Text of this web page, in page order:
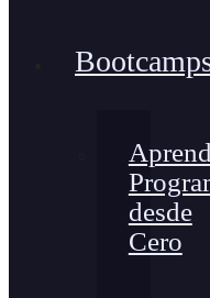
desde
Cero